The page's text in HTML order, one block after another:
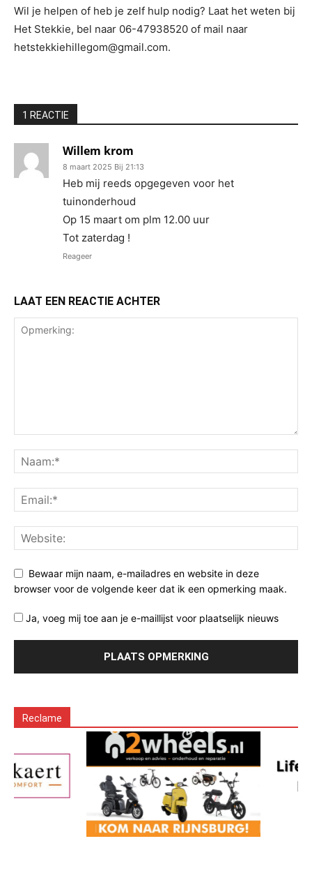
Wil je helpen of heb je zelf hulp nodig? Laat het weten bij
Het Stekkie, bel naar 06-47938520 of mail naar
hetstekkiehillegom@gmail.com.
1 REACTIE
Willem krom
8 maart 2025 Bij 21:13
Heb mij reeds opgegeven voor het
tuinonderhoud
Op 15 maart om plm 12.00 uur
Tot zaterdag !
Reageer
LAAT EEN REACTIE ACHTER
Bewaar mijn naam, e-mailadres en website in deze
browser voor de volgende keer dat ik een opmerking maak.
Ja, voeg mij toe aan je e-maillijst voor plaatselijk nieuws
Reclame